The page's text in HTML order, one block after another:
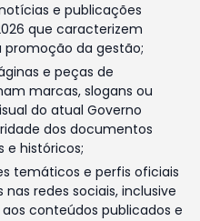
e publicações
que caracterizem
da gestão;
e peças de
marcas, slogans ou
do atual Governo
dos documentos
e históricos;
temáticos e perfis oficiais
redes sociais, inclusive
conteúdos publicados e